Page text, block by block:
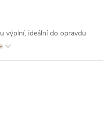
výplní, ideální do opravdu